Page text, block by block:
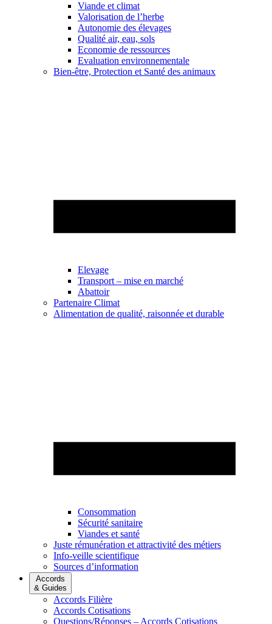
Viande et climat
Valorisation de l’herbe
Autonomie des élevages
Qualité air, eau, sols
Economie de ressources
Evaluation environnementale
Bien-être, Protection et Santé des animaux
Elevage
Transport – mise en marché
Abattoir
Partenaire Climat
Alimentation de qualité, raisonnée et durable
Consommation
Sécurité sanitaire
Viandes et santé
Juste rémunération et attractivité des métiers
Info-veille scientifique
Sources d’information
Accords
& Guides
Accords Filière
Accords Cotisations
Questions/Réponses – Accords Cotisations